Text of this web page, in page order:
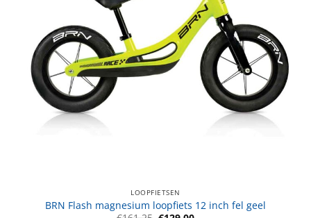
LOOPFIETSEN
BRN Flash magnesium loopfiets 12 inch fel geel